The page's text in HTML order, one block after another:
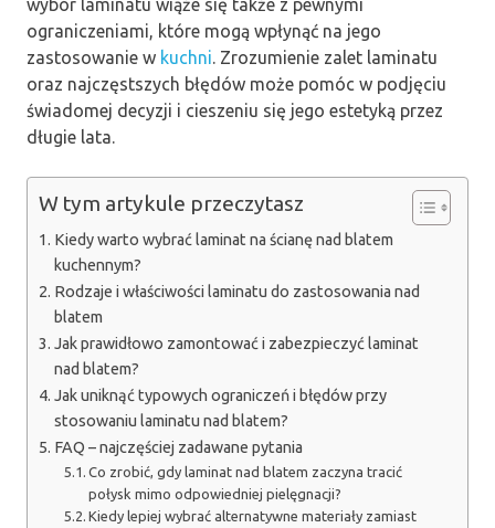
wybór laminatu wiąże się także z pewnymi
ograniczeniami, które mogą wpłynąć na jego
zastosowanie w kuchni. Zrozumienie zalet laminatu
oraz najczęstszych błędów może pomóc w podjęciu
świadomej decyzji i cieszeniu się jego estetyką przez
długie lata.
W tym artykule przeczytasz
Kiedy warto wybrać laminat na ścianę nad blatem
kuchennym?
Rodzaje i właściwości laminatu do zastosowania nad
blatem
Jak prawidłowo zamontować i zabezpieczyć laminat
nad blatem?
Jak uniknąć typowych ograniczeń i błędów przy
stosowaniu laminatu nad blatem?
FAQ – najczęściej zadawane pytania
Co zrobić, gdy laminat nad blatem zaczyna tracić
połysk mimo odpowiedniej pielęgnacji?
Kiedy lepiej wybrać alternatywne materiały zamiast